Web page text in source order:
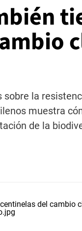
la
muestra
de la